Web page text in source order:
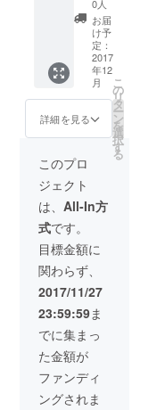
-----------
-----------
---- 各商
品の大
きな画
像は
トップ
でご確
認くだ
---- 各商
品の大
きな画
像は
トップ
ページ
でご確
認くだ
さい。
10oz
コット
ン生地
※写真は
イメー
ジで絵
柄の大
きさや
なる場
合があ
りま
す。 ----
-----------
-----------
-----------
-----------
---- 各商
品の大
きな画
像は
トップ
ページ
でご確
認くだ
さい。
セット
①手書
きお礼
状 ②
ファス
ナー
ポーチ
（W13×
H10×D
６cm）
10oz
コット
ン生地
③Sサイ
ズトー
トバッ
ク
（W30×
H20×D
10cm）
12oz
コット
ン生地
④Lサイ
ズトー
トバッ
ク
（W48×
0人
お届
け予
定：
2017
年12
月
詳細を見る
こ
の
リ
タ
ー
ン
を
選
択
す
る
このプロ
ジェクト
は、 All-In方
式です。
目標金額に
関わらず、
2017/11/27
23:59:59ま
でに集まっ
た金額が
ファンディ
ングされま